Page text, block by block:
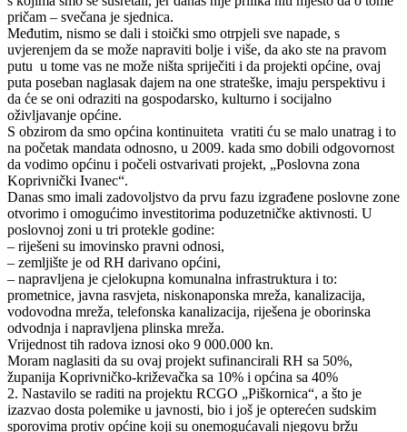
pričam – svečana je sjednica.
Međutim, nismo se dali i stoički smo otrpjeli sve napade, s
uvjerenjem da se može napraviti bolje i više, da ako ste na pravom
putu u tome vas ne može ništa spriječiti i da projekti općine, ovaj
puta poseban naglasak dajem na one strateške, imaju perspektivu i
da će se oni odraziti na gospodarsko, kulturno i socijalno
oživljavanje općine.
S obzirom da smo općina kontinuiteta vratiti ću se malo unatrag i to
na početak mandata odnosno, u 2009. kada smo dobili odgovornost
da vodimo općinu i počeli ostvarivati projekt, „Poslovna zona
Koprivnički Ivanec“.
Danas smo imali zadovoljstvo da prvu fazu izgrađene poslovne zone
otvorimo i omogućimo investitorima poduzetničke aktivnosti. U
poslovnoj zoni u tri protekle godine:
– riješeni su imovinsko pravni odnosi,
– zemljište je od RH darivano općini,
– napravljena je cjelokupna komunalna infrastruktura i to:
prometnice, javna rasvjeta, niskonaponska mreža, kanalizacija,
vodovodna mreža, telefonska kanalizacija, riješena je oborinska
odvodnja i napravljena plinska mreža.
Vrijednost tih radova iznosi oko 9 000.000 kn.
Moram naglasiti da su ovaj projekt sufinancirali RH sa 50%,
županija Koprivničko-križevačka sa 10% i općina sa 40%
2. Nastavilo se raditi na projektu RCGO „Piškornica“, a što je
izazvao dosta polemike u javnosti, bio i još je opterećen sudskim
sporovima protiv općine koji su onemogućavali njegovu bržu